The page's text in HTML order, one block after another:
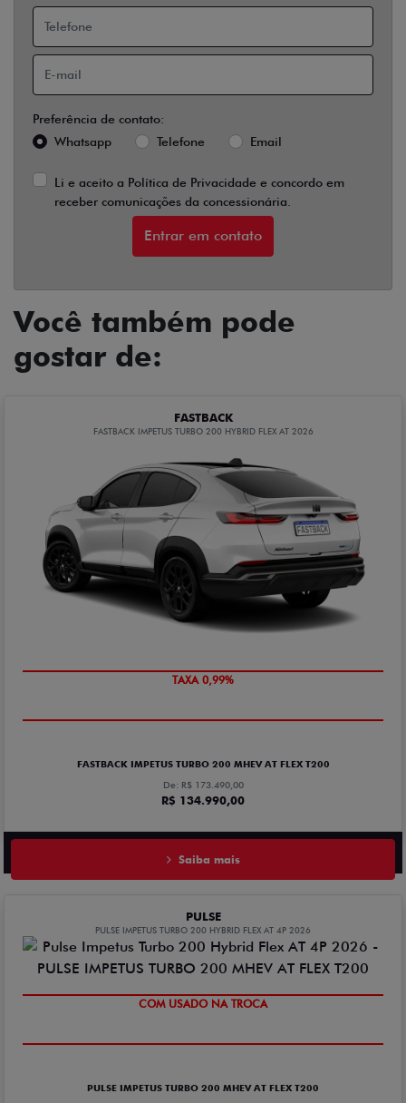
Preferência de contato:
Whatsapp
Telefone Email
Li e aceito a Política de Privacidade e concordo em
receber comunicações da concessionária.
Entrar em contato
Você também pode
gostar de:
FASTBACK
FASTBACK IMPETUS TURBO 200 HYBRID FLEX AT 2026
FASTBACK IMPETUS TURBO 200 MHEV AT FLEX T200
De: R$ 173.490,00
R$ 134.990,00
Saiba mais
PULSE
PULSE IMPETUS TURBO 200 HYBRID FLEX AT 4P 2026
PULSE IMPETUS TURBO 200 MHEV AT FLEX T200